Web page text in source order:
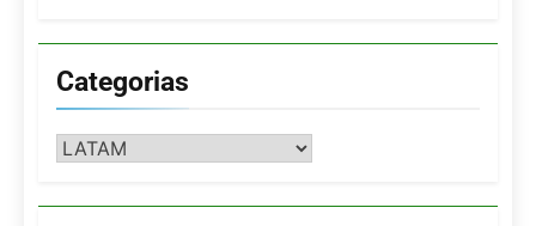
Categorias
Categorias